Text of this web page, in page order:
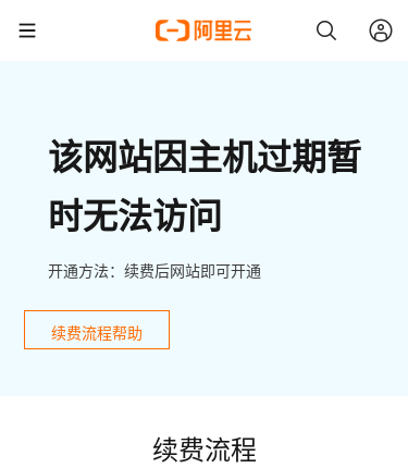
该网站因主机过期暂
时无法访问
开通方法：续费后网站即可开通
续费流程帮助
续费流程